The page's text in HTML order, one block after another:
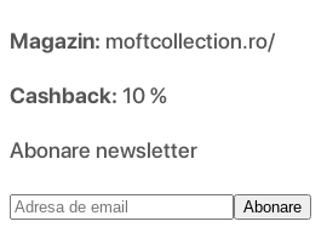
Magazin: moftcollection.ro/
Cashback: 10 %
Abonare newsletter
Abonare